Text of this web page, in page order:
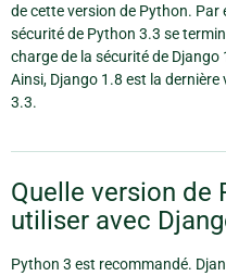
de cette version de Python. Par
sécurité de Python 3.3 se
charge de la sécurité de Django
Ainsi, Django 1.8 est la
3.3.
Quelle version de
utiliser avec
Python 3 est recommandé.